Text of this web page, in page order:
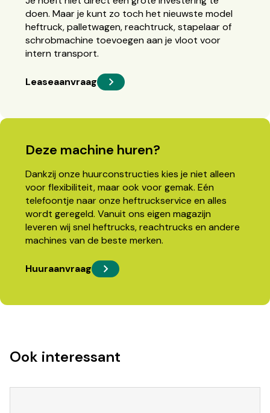
doen. Maar je kunt zo toch het nieuwste model
heftruck, palletwagen, reachtruck, stapelaar of
schrobmachine toevoegen aan je vloot voor
intern transport.
Leaseaanvraag
Deze machine huren?
Dankzij onze huurconstructies kies je niet alleen
voor flexibiliteit, maar ook voor gemak. Eén
telefoontje naar onze heftruckservice en alles
wordt geregeld. Vanuit ons eigen magazijn
leveren wij snel heftrucks, reachtrucks en andere
machines van de beste merken.
Huuraanvraag
Ook interessant